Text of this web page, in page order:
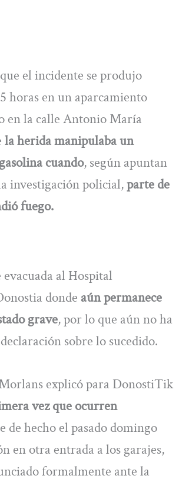
el incidente se produjo
horas en un aparcamiento
en la calle Antonio María
la herida manipulaba un
cuando, según apuntan
investigación policial,parte de
fuego.
al Hospital
donde aún permanece
grave, por lo que aún no ha
sobre lo sucedido.
explicó para DonostiTik
vez que ocurren
de hecho el pasado domingo
en otra entrada a los garajes,
formalmente ante la